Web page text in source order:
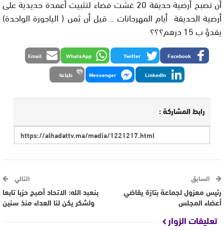
أن تصبح أرضية حديقة 20 غشت فضاء لتثبيت أعمدة حديدية على
أرضية الحديقة أيام المهرجانات .. قيل أن ثمن ( الياجورة الواحدة)
يقدؤ ب 15 درهم؟؟؟
Facebook
Twitter
WhatsApp
Email
LinkedIn
Messenger طباعة
رابط المشاركة :
السابق
رئيس معزول لجماعة بتازة يقاضي
أعضاء المجلس
التالي
بنعبد الله: الاتحاد أصبح حزبا تابعا
ولشكر يكن لنا العداء منذ سنين
تعليقات الزوار